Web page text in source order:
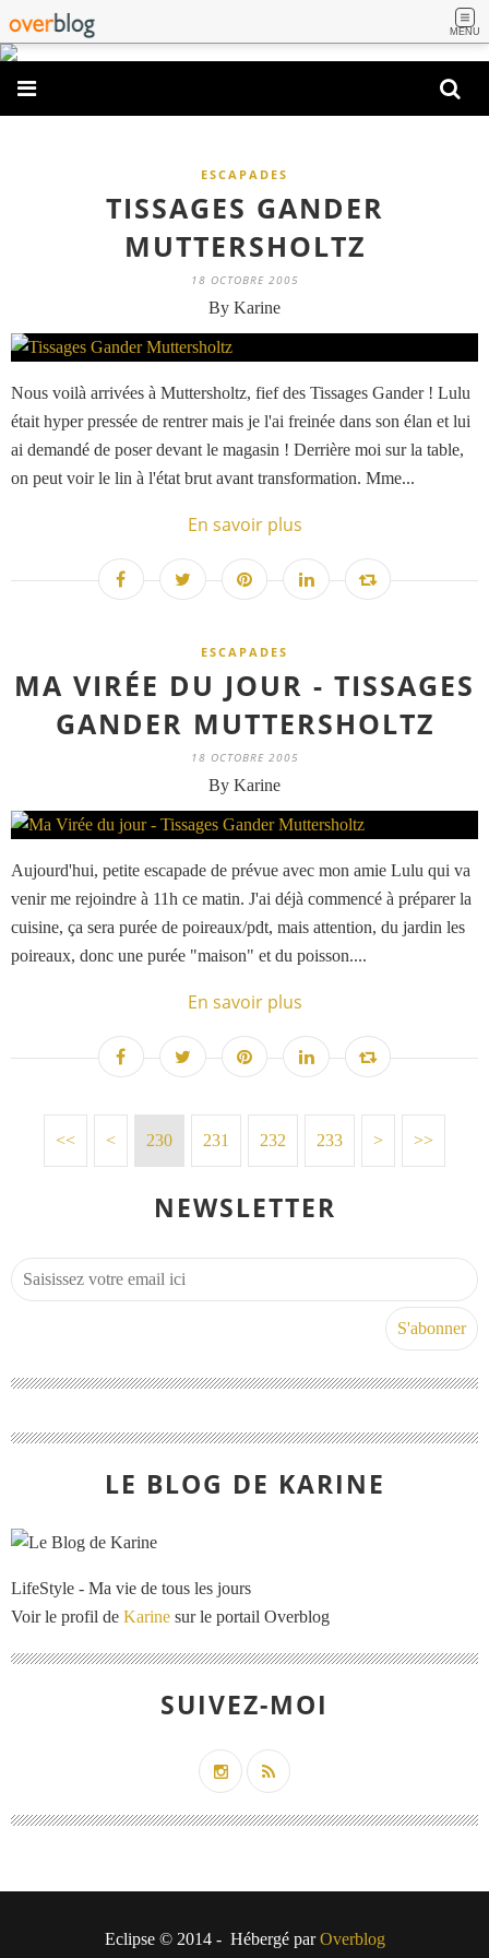
MENU
ESCAPADES
TISSAGES GANDER
MUTTERSHOLTZ
18 OCTOBRE 2005
By Karine
Nous voilà arrivées à Muttersholtz, fief des Tissages Gander ! Lulu
était hyper pressée de rentrer mais je l'ai freinée dans son élan et lui
ai demandé de poser devant le magasin ! Derrière moi sur la table,
on peut voir le lin à l'état brut avant transformation. Mme...
En savoir plus
ESCAPADES
MA VIRÉE DU JOUR - TISSAGES
GANDER MUTTERSHOLTZ
18 OCTOBRE 2005
By Karine
Aujourd'hui, petite escapade de prévue avec mon amie Lulu qui va
venir me rejoindre à 11h ce matin. J'ai déjà commencé à préparer la
cuisine, ça sera purée de poireaux/pdt, mais attention, du jardin les
poireaux, donc une purée "maison" et du poisson....
En savoir plus
<< < 200
210
220
230 231 232 233 > >>
NEWSLETTER
LE BLOG DE KARINE
LifeStyle - Ma vie de tous les jours
Voir le profil de Karine sur le portail Overblog
SUIVEZ-MOI
Eclipse © 2014 - Hébergé parOverblog